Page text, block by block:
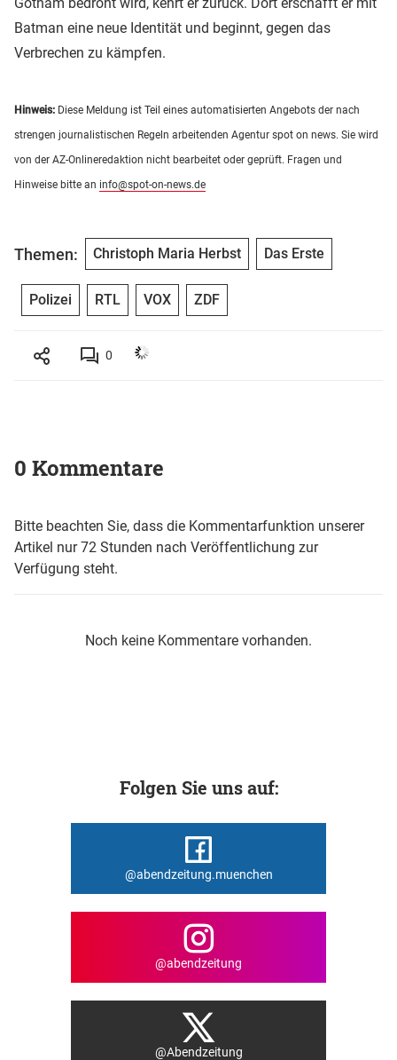
Batman eine neue Identität und beginnt, gegen das
Verbrechen zu kämpfen.
Hinweis: Diese Meldung ist Teil eines automatisierten Angebots der nach
strengen journalistischen Regeln arbeitenden Agentur spot on news. Sie wird
von der AZ-Onlineredaktion nicht bearbeitet oder geprüft. Fragen und
Hinweise bitte an info@spot-on-news.de
Themen: Christoph Maria Herbst Das Erste
Polizei RTL VOX ZDF
0
0 Kommentare
Bitte beachten Sie, dass die Kommentarfunktion unserer
Artikel nur 72 Stunden nach Veröffentlichung zur
Verfügung steht.
Noch keine Kommentare vorhanden.
Folgen Sie uns auf:
@abendzeitung.muenchen
@abendzeitung
@Abendzeitung